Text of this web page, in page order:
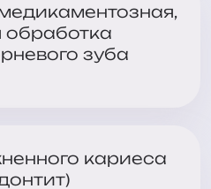
обработка
зуба
кариеса